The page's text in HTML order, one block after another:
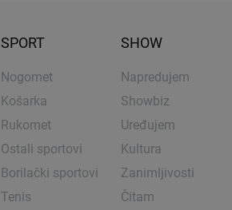
SPORT
Nogomet
Košarka
Rukomet
Ostali sportovi
Borilački sportovi
Tenis
SHOW
Napredujem
Showbiz
Uređujem
Kultura
Zanimljivosti
Čitam